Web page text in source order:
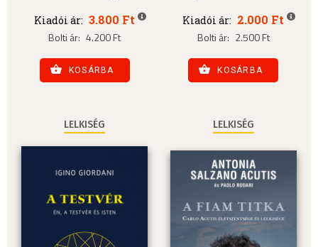
Kiadói ár: 3.800 Ft
Bolti ár: 4.200 Ft
KOSÁRBA
Kiadói ár: 2.000 Ft
Bolti ár: 2.500 Ft
KOSÁRBA
LELKISÉG LELKISÉG